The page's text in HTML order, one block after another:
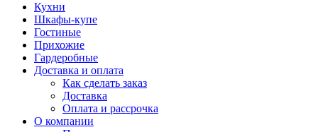
Кухни
Шкафы-купе
Гостиные
Прихожие
Гардеробные
Доставка и оплата
Как сделать заказ
Доставка
Оплата и рассрочка
О компании